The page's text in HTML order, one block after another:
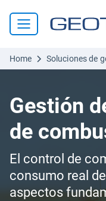
Home Soluciones de
Gestión
de
El control de
consumo real
aspectos